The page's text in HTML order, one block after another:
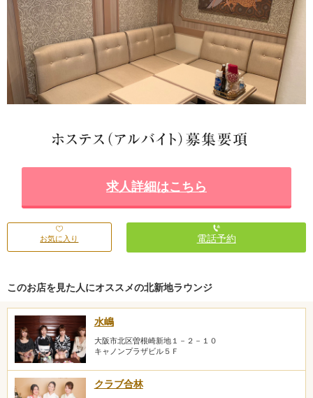
求人詳細はこちら
お気に入り 電話予約
このお店を見た人にオススメの北新地ラウンジ
水嶋
大阪市北区曽根崎新地１－２－１０
キャノンプラザビル５Ｆ
クラブ合林